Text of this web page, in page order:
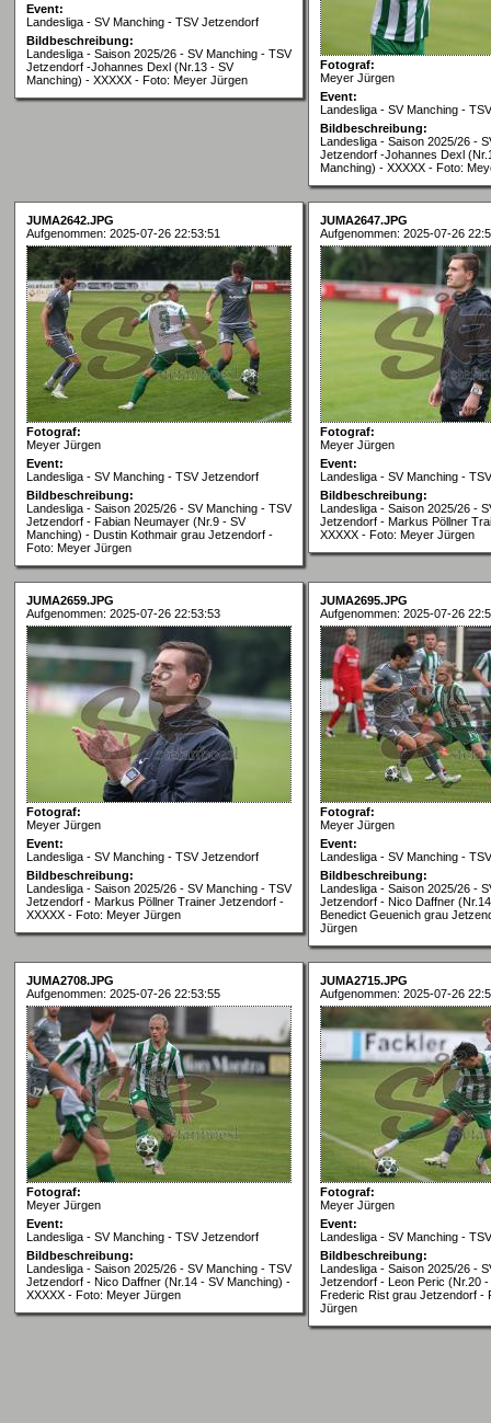
Event:
Landesliga - SV Manching - TSV Jetzendorf
Bildbeschreibung:
Landesliga - Saison 2025/26 - SV Manching - TSV
Jetzendorf -Johannes Dexl (Nr.13 - SV
Manching) - XXXXX - Foto: Meyer Jürgen
Fotograf:
Meyer Jürgen
Event:
Landesliga - SV Manching -
Bildbeschreibung:
Landesliga - Saison 2025/26 -
Jetzendorf -Johannes Dexl
Manching) - XXXXX - Foto:
JUMA2642.JPG
Aufgenommen: 2025-07-26 22:53:51
Fotograf:
Meyer Jürgen
Event:
Landesliga - SV Manching - TSV Jetzendorf
Bildbeschreibung:
Landesliga - Saison 2025/26 - SV Manching - TSV
Jetzendorf - Fabian Neumayer (Nr.9 - SV
Manching) - Dustin Kothmair grau Jetzendorf -
Foto: Meyer Jürgen
JUMA2647.JPG
Aufgenommen: 2025-07-26
Fotograf:
Meyer Jürgen
Event:
Landesliga - SV Manching -
Bildbeschreibung:
Landesliga - Saison 2025/26 -
Jetzendorf - Markus Pöllner
XXXXX - Foto: Meyer Jürgen
JUMA2659.JPG
Aufgenommen: 2025-07-26 22:53:53
Fotograf:
Meyer Jürgen
Event:
Landesliga - SV Manching - TSV Jetzendorf
Bildbeschreibung:
Landesliga - Saison 2025/26 - SV Manching - TSV
Jetzendorf - Markus Pöllner Trainer Jetzendorf -
XXXXX - Foto: Meyer Jürgen
JUMA2695.JPG
Aufgenommen: 2025-07-26
Fotograf:
Meyer Jürgen
Event:
Landesliga - SV Manching -
Bildbeschreibung:
Landesliga - Saison 2025/26 -
Jetzendorf - Nico Daffner
Benedict Geuenich grau
Jürgen
JUMA2708.JPG
Aufgenommen: 2025-07-26 22:53:55
Fotograf:
Meyer Jürgen
Event:
Landesliga - SV Manching - TSV Jetzendorf
Bildbeschreibung:
Landesliga - Saison 2025/26 - SV Manching - TSV
Jetzendorf - Nico Daffner (Nr.14 - SV Manching) -
XXXXX - Foto: Meyer Jürgen
JUMA2715.JPG
Aufgenommen: 2025-07-26
Fotograf:
Meyer Jürgen
Event:
Landesliga - SV Manching -
Bildbeschreibung:
Landesliga - Saison 2025/26 -
Jetzendorf - Leon Peric (Nr.20
Frederic Rist grau Jetzendorf -
Jürgen